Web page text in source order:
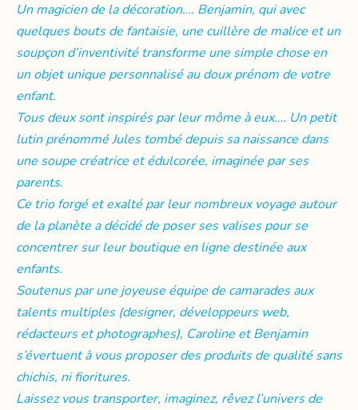
Un magicien de la décoration…. Benjamin, qui avec
quelques bouts de fantaisie, une cuillère de malice et un
soupçon d’inventivité transforme une simple chose en
un objet unique personnalisé au doux prénom de votre
enfant.
Tous deux sont inspirés par leur môme à eux…. Un petit
lutin prénommé Jules tombé depuis sa naissance dans
une soupe créatrice et édulcorée, imaginée par ses
parents.
Ce trio forgé et exalté par leur nombreux voyage autour
de la planète a décidé de poser ses valises pour se
concentrer sur leur boutique en ligne destinée aux
enfants.
Soutenus par une joyeuse équipe de camarades aux
talents multiples (designer, développeurs web,
rédacteurs et photographes), Caroline et Benjamin
s’évertuent à vous proposer des produits de qualité sans
chichis, ni fioritures.
Laissez vous transporter, imaginez, rêvez l’univers de